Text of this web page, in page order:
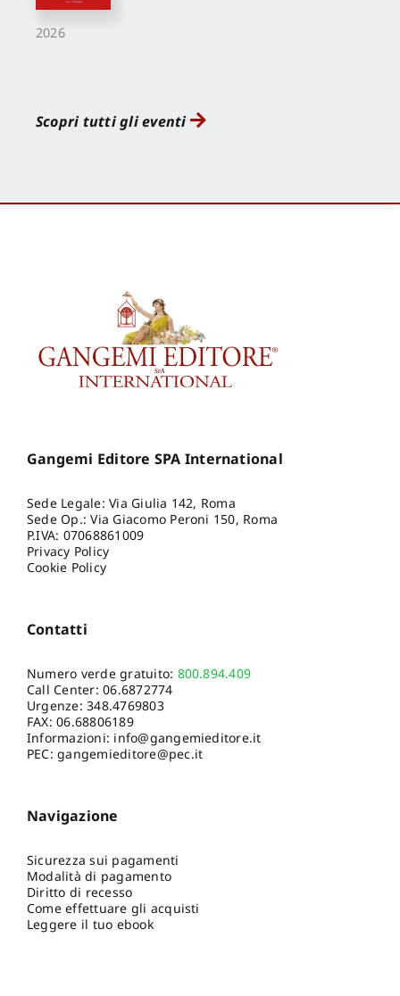
2026
Scopri tutti gli eventi
Gangemi Editore SPA International
Sede Legale: Via Giulia 142, Roma
Sede Op.: Via Giacomo Peroni 150, Roma
P.IVA: 07068861009
Privacy Policy
Cookie Policy
Contatti
Numero verde gratuito: 800.894.409
Call Center:06.6872774
Urgenze:348.4769803
FAX: 06.68806189
Informazioni: info@gangemieditore.it
PEC: gangemieditore@pec.it
Navigazione
Sicurezza sui pagamenti
Modalità di pagamento
Diritto di recesso
Come effettuare gli acquisti
Leggere il tuo ebook